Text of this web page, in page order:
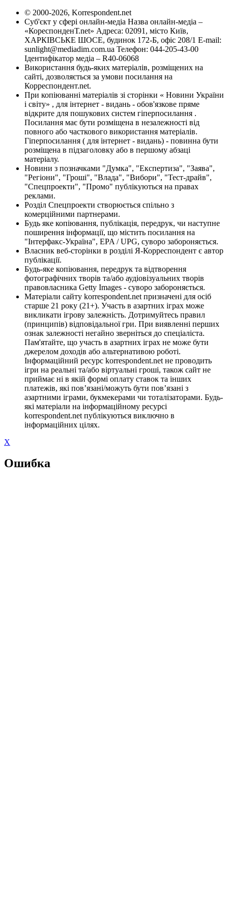
© 2000-2026, Korrespondent.net
Суб'єкт у сфері онлайн-медіа Назва онлайн-медіа –
«КореспонденТ.net» Адреса: 02091, місто Київ,
ХАРКІВСЬКЕ ШОСЕ, будинок 172-Б, офіс 208/1 E-mail:
sunlight@mediadim.com.ua Телефон: 044-205-43-00
Ідентифікатор медіа – R40-06068
Використання будь-яких матеріалів, розміщених на
сайті, дозволяється за умови посилання на
Корреспондент.net.
При копіюванні матеріалів зі сторінки « Новини України
і світу» , для інтернет - видань - обов'язкове пряме
відкрите для пошукових систем гіперпосилання .
Посилання має бути розміщена в незалежності від
повного або часткового використання матеріалів.
Гіперпосилання ( для інтернет - видань) - повинна бути
розміщена в підзаголовку або в першому абзаці
матеріалу.
Новини з позначками "Думка", "Експертиза", "Заява",
"Регіони", "Гроші", "Влада", "Вибори", "Тест-драйв",
"Спецпроекти", "Промо" публікуються на правах
реклами.
Розділ Спецпроекти створюється спільно з
комерційними партнерами.
Будь яке копіювання, публікація, передрук, чи наступне
поширення інформації, що містить посилання на
"Інтерфакс-Україна", EPA / UPG, суворо забороняється.
Власник веб-сторінки в розділі Я-Корреспондент є автор
публікації.
Будь-яке копіювання, передрук та відтворення
фотографічних творів та/або аудіовізуальних творів
правовласника Getty Images - суворо забороняється.
Матеріали сайту korrespondent.net призначені для осіб
старше 21 року (21+). Участь в азартних іграх може
викликати ігрову залежність. Дотримуйтесь правил
(принципів) відповідальної гри. При виявленні перших
ознак залежності негайно зверніться до спеціаліста.
Пам'ятайте, що участь в азартних іграх не може бути
джерелом доходів або альтернативою роботі.
Інформаційний ресурс korrespondent.net не проводить
ігри на реальні та/або віртуальні гроші, також сайт не
приймає ні в якій формі оплату ставок та інших
платежів, які пов’язані/можуть бути пов’язані з
азартними іграми, букмекерами чи тоталізаторами. Будь-
які матеріали на інформаційному ресурсі
korrespondent.net публікуються виключно в
інформаційних цілях.
X
Ошибка